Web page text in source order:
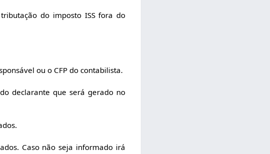
do imposto ISS fora do
ou o CFP do contabilista.
declarante que será gerado no
Caso não seja informado irá